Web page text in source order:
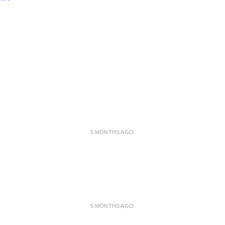
5 MONTHS AGO
5 MONTHS AGO